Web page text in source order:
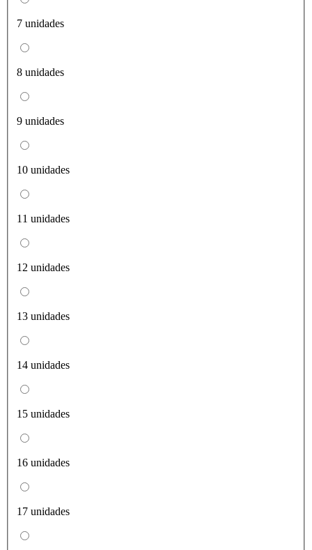
7 unidades
8 unidades
9 unidades
10 unidades
11 unidades
12 unidades
13 unidades
14 unidades
15 unidades
16 unidades
17 unidades